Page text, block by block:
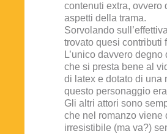
contenuti extra,
aspetti della trama.
Sorvolando
trovato quesi contributi
L’unico davvero
che si presta bene al
di latex e dotato di una
questo personaggio
Gli altri attori sono
che nel romanzo viene
irresistibile (ma va?)